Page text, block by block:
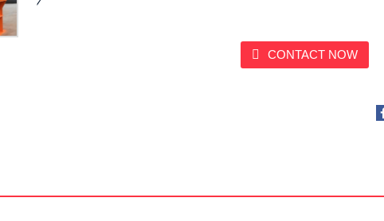
CONTACT NOW